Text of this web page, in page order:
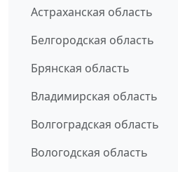
Астраханская область
Белгородская область
Брянская область
Владимирская область
Волгоградская область
Вологодская область